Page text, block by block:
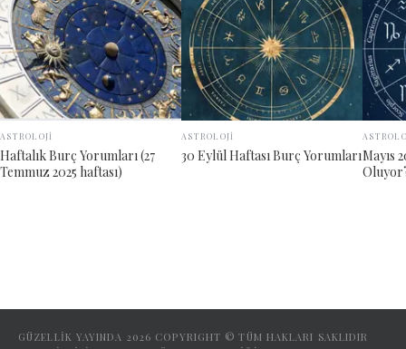
ASTROLOJİ
Haftalık Burç Yorumları (27
Temmuz 2025 haftası)
ASTROLOJİ
30 Eylül Haftası Burç YorumlarıMayıs
GÜZELLİK YAYINDA 2026 COPYRIGHT © TÜM HAKLARI SAKLIDIR